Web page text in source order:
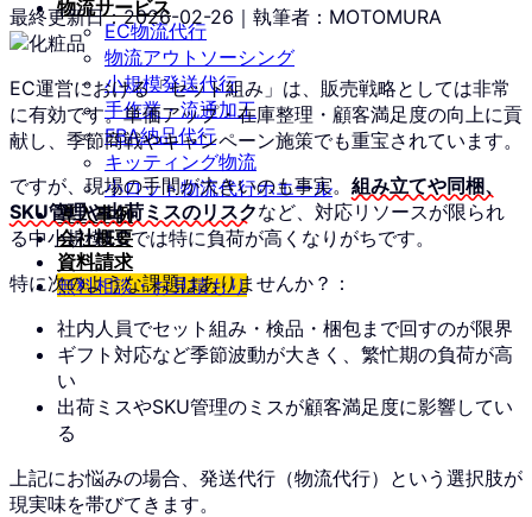
物流サービス
EC物流代行
物流アウトソーシング
小規模発送代行
手作業・流通加工
FBA納品代行
キッティング物流
小ロット物流代行ホエール
導入事例
会社概要
資料請求
無料相談・お見積もり
最終更新日：2026-02-26 ｜執筆者：MOTOMURA
EC運営における「セット組み」は、販売戦略としては非常
に有効です。単価アップ・在庫整理・顧客満足度の向上に貢
献し、季節商戦やキャンペーン施策でも重宝されています。
ですが、現場の手間が大きいのも事実。 組み立てや同梱、
SKU管理や出荷ミスのリスクなど、対応リソースが限られ
る中小規模ECでは特に負荷が高くなりがちです。
特に次のような課題はありませんか？：
社内人員でセット組み・検品・梱包まで回すのが限界
ギフト対応など季節波動が大きく、繁忙期の負荷が高
い
出荷ミスやSKU管理のミスが顧客満足度に影響してい
る
上記にお悩みの場合、発送代行（物流代行）という選択肢が
現実味を帯びてきます。